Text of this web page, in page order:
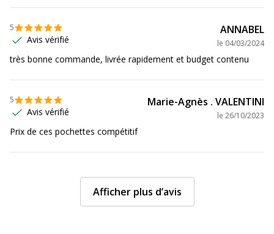
Code barre maitre 0400000522241
Marque
5
Avis vérifié
ANNABEL
le 04/03/2024
très bonne commande, livrée rapidement et budget contenu
5
Avis vérifié
Marie-Agnès . VALENTINI
le 26/10/2023
Prix de ces pochettes compétitif
Afficher plus d’avis